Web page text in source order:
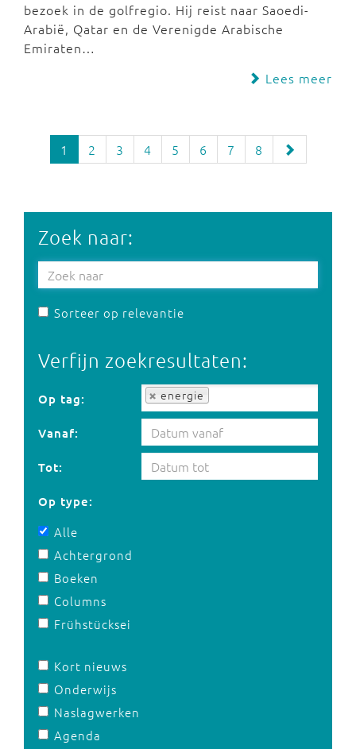
bezoek in de golfregio. Hij reist naar Saoedi-
Arabië, Qatar en de Verenigde Arabische
Emiraten…
Lees meer
1 2 3 4 5 6 7 8
Zoek naar:
Sorteer op relevantie
Verfijn zoekresultaten:
Op tag: energie
Op tag:
Vanaf:
Tot:
Op type:
Alle
Achtergrond
Boeken
Columns
Frühstücksei
Kort nieuws
Onderwijs
Naslagwerken
Agenda